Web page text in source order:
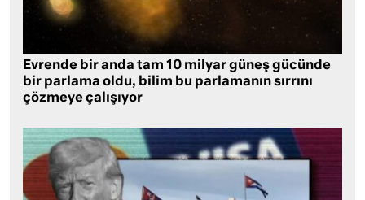
Evrende bir anda tam 10 milyar güneş gücünde
bir parlama oldu, bilim bu parlamanın sırrını
çözmeye çalışıyor